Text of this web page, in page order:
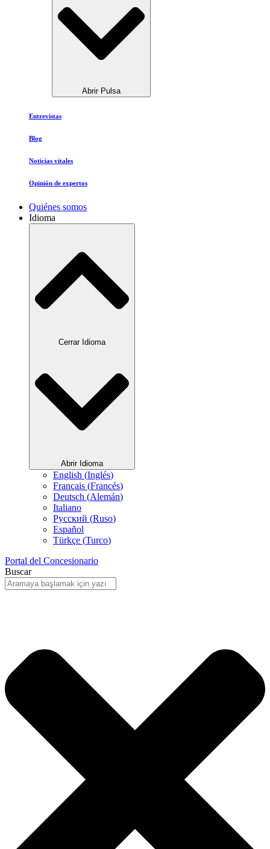
Abrir Pulsa
Entrevistas
Blog
Noticias vitales
Opinión de expertos
Quiénes somos
Idioma
Cerrar Idioma
Abrir Idioma
English (Inglés)
Français (Francés)
Deutsch (Alemán)
Italiano
Русский (Ruso)
Español
Türkçe (Turco)
Portal del Concesionario
Buscar